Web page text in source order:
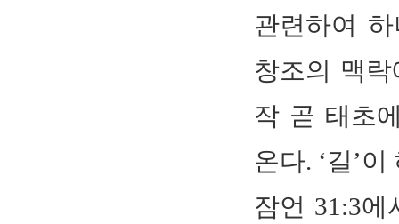
관련하여
창조의 맥락
작 곧 태초
온다. ‘길’
잠언 31:3